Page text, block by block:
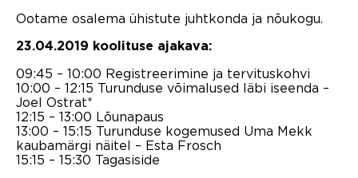
Ootame osalema ühistute juhtkonda ja nõukogu.
23.04.2019 koolituse ajakava:
09:45 – 10:00 Registreerimine ja tervituskohvi
10:00 – 12:15 Turunduse võimalused läbi iseenda –
Joel Ostrat*
12:15 – 13:00 Lõunapaus
13:00 – 15:15 Turunduse kogemused Uma Mekk
kaubamärgi näitel – Esta Frosch
15:15 – 15:30 Tagasiside